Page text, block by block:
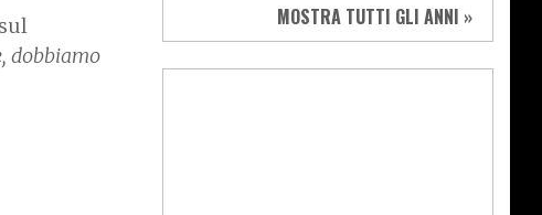
dobbiamo
MOSTRA TUTTI GLI ANNI »